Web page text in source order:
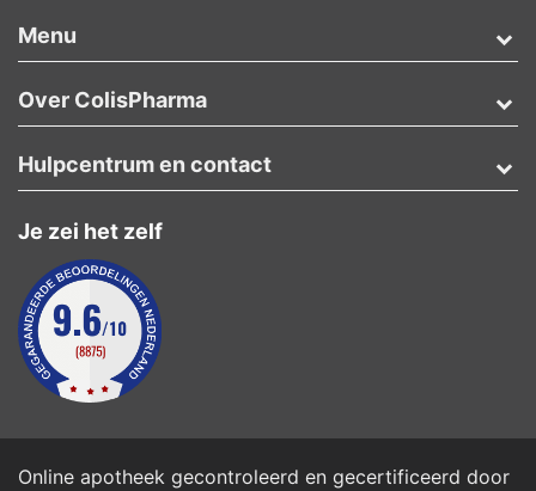
Menu
Over ColisPharma
Je zei het zelf
Hulpcentrum en contact
Online apotheek gecontroleerd en gecertificeerd door